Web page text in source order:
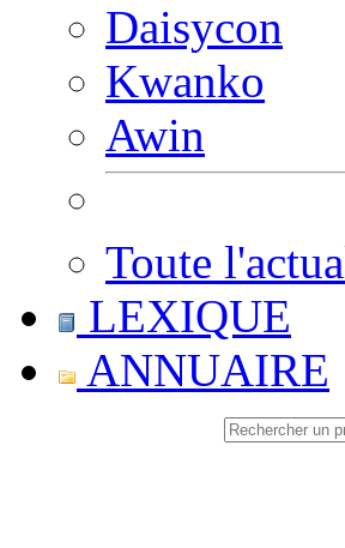
Daisycon
Kwanko
Awin
Toute
LEXIQUE
ANNUAIRE